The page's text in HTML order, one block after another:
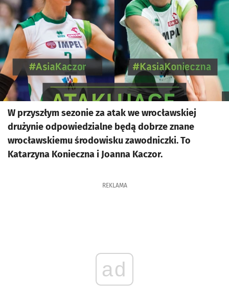
W przyszłym sezonie za atak we wrocławskiej
drużynie odpowiedzialne będą dobrze znane
wrocławskiemu środowisku zawodniczki. To
Katarzyna Konieczna i Joanna Kaczor.
REKLAMA
ad